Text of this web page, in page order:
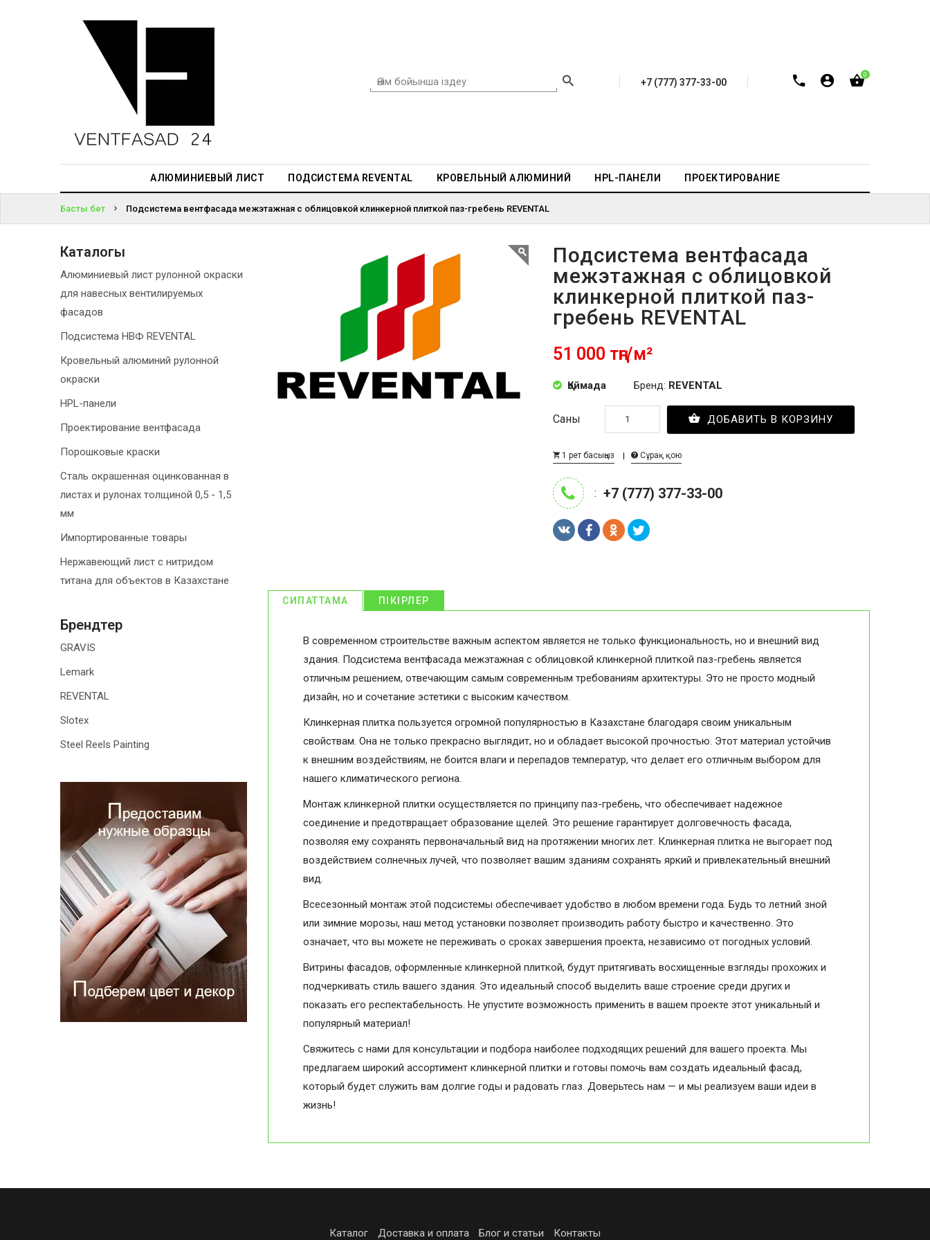
+7 (777) 377-33-00
0
АЛЮМИНИЕВЫЙ ЛИСТ ПОДСИСТЕМА REVENTAL КРОВЕЛЬНЫЙ АЛЮМИНИЙ HPL-ПАНЕЛИ ПРОЕКТИРОВАНИЕ
АЛЮМИНИЕВЫЙ
ПРОЕКТИРОВАНИЕ
КІРІҢІЗ
ПАРОЛЬДІ
БА?
Басты бет Подсистема вентфасада межэтажная с облицовкой клинкерной плиткой паз-гребень REVENTAL
Подсистема вентфасада
межэтажная с облицовкой
клинкерной плиткой паз-
гребень REVENTAL
51 000 тңг/м²
Қоймада Бренд: REVENTAL
Саны ДОБАВИТЬ В КОРЗИНУ
1 рет басыңыз Сұрақ қою
: +7 (777) 377-33-00
СИПАТТАМА ПІКІРЛЕР
В современном строительстве важным аспектом является не только функциональность, но и внешний вид
здания. Подсистема вентфасада межэтажная с облицовкой клинкерной плиткой паз-гребень является
отличным решением, отвечающим самым современным требованиям архитектуры. Это не просто модный
дизайн, но и сочетание эстетики с высоким качеством.
Клинкерная плитка пользуется огромной популярностью в Казахстане благодаря своим уникальным
свойствам. Она не только прекрасно выглядит, но и обладает высокой прочностью. Этот материал устойчив
к внешним воздействиям, не боится влаги и перепадов температур, что делает его отличным выбором для
нашего климатического региона.
Монтаж клинкерной плитки осуществляется по принципу паз-гребень, что обеспечивает надежное
соединение и предотвращает образование щелей. Это решение гарантирует долговечность фасада,
позволяя ему сохранять первоначальный вид на протяжении многих лет. Клинкерная плитка не выгорает под
воздействием солнечных лучей, что позволяет вашим зданиям сохранять яркий и привлекательный внешний
вид.
Всесезонный монтаж этой подсистемы обеспечивает удобство в любом времени года. Будь то летний зной
или зимние морозы, наш метод установки позволяет производить работу быстро и качественно. Это
означает, что вы можете не переживать о сроках завершения проекта, независимо от погодных условий.
Витрины фасадов, оформленные клинкерной плиткой, будут притягивать восхищенные взгляды прохожих и
подчеркивать стиль вашего здания. Это идеальный способ выделить ваше строение среди других и
показать его респектабельность. Не упустите возможность применить в вашем проекте этот уникальный и
популярный материал!
Свяжитесь с нами для консультации и подбора наиболее подходящих решений для вашего проекта. Мы
предлагаем широкий ассортимент клинкерной плитки и готовы помочь вам создать идеальный фасад,
который будет служить вам долгие годы и радовать глаз. Доверьтесь нам — и мы реализуем ваши идеи в
жизнь!
Каталогы
Алюминиевый лист рулонной окраски
для навесных вентилируемых
фасадов
Подсистема НВФ REVENTAL
Кровельный алюминий рулонной
окраски
HPL-панели
Проектирование вентфасада
Порошковые краски
Сталь окрашенная оцинкованная в
листах и рулонах толщиной 0,5 - 1,5
мм
Импортированные товары
Нержавеющий лист с нитридом
титана для объектов в Казахстане
Брендтер
GRAVIS
Lemark
REVENTAL
Slotex
Steel Reels Painting
Каталог Доставка и оплата Блог и статьи Контакты